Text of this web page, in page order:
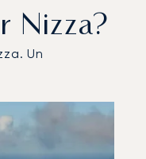
Nizza?
Un